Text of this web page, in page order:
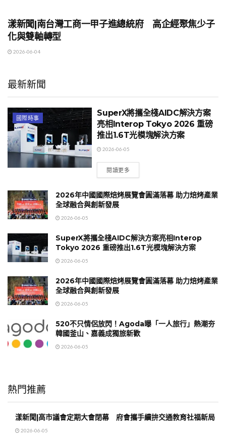
漾新聞|南台灣工商一甲子進總統府 高企經聚焦少子
化與雙軸轉型
2026-06-04
最新新聞
國際時事
SuperX將攜全棧AIDC解決方案
亮相Interop Tokyo 2026 重磅
推出1.6T光模塊解決方案
2026-06-05
閱讀更多
2026年中國國際焙烤展覽會圓滿落幕 助力焙烤產業
全球融合與創新發展
2026-06-05
SuperX將攜全棧AIDC解決方案亮相Interop
Tokyo 2026 重磅推出1.6T光模塊解決方案
2026-06-05
2026年中國國際焙烤展覽會圓滿落幕 助力焙烤產業
全球融合與創新發展
2026-06-05
520不只情侶放閃！Agoda曝「一人旅行」熱潮夯
韓國釜山、嘉義成獨旅新歡
2026-06-05
熱門推薦
漾新聞|高市議會定期大會閉幕 府會攜手續拚交通教育社福新局
2026-06-05